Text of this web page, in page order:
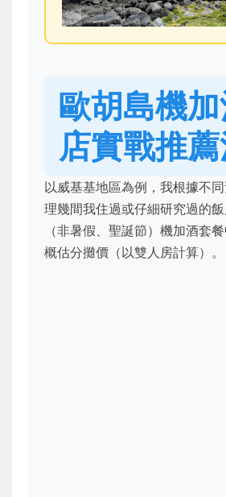
歐胡島機
店實戰推
以威基基地區為例，我根據不
理幾間我住過或仔細研究過的
（非暑假、聖誕節）機加酒套
概估分攤價（以雙人房計算）。